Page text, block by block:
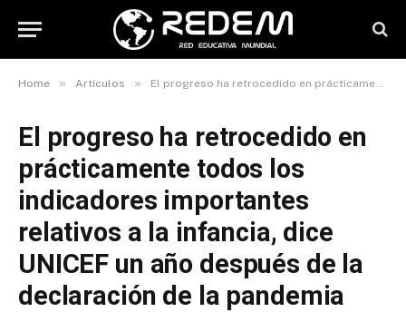
Home » Artículos » El progreso ha retrocedido en prácticamente todos los indicadores importantes relativos a la infancia, dice UNICEF un año después de la declaración de la pandemia
El progreso ha retrocedido en
prácticamente todos los
indicadores importantes
relativos a la infancia, dice
UNICEF un año después de la
declaración de la pandemia